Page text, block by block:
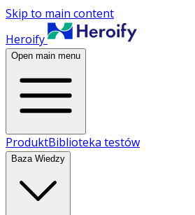
Skip to main content
Heroify
Open main menu
ProduktBiblioteka testów
Baza Wiedzy